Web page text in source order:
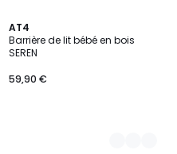
AT4
Barrière de lit bébé en bois
SEREN
59,90 €
2
Couleurs